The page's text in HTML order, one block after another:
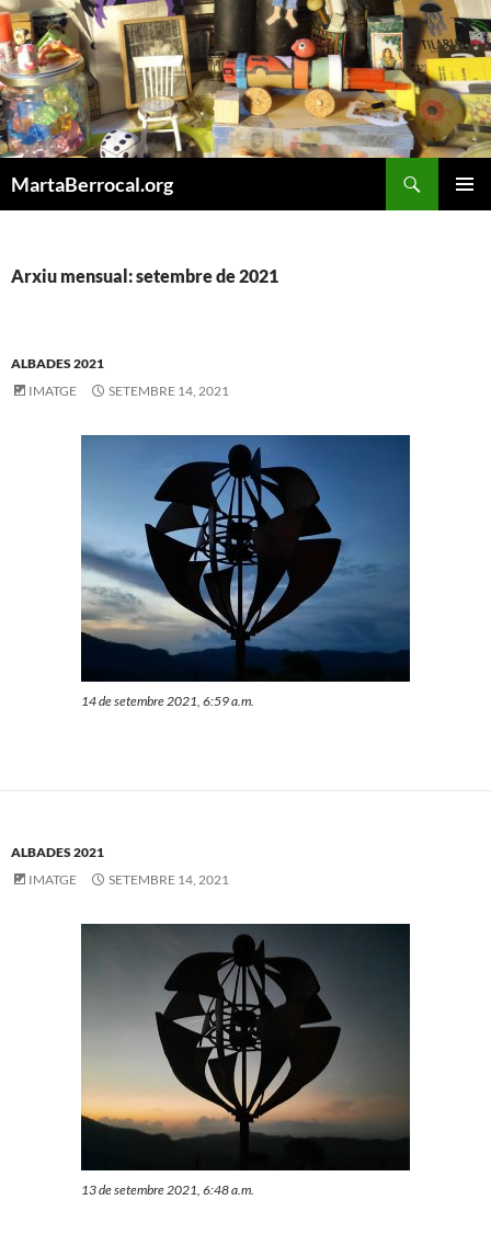
Vés
al
contingut
MartaBerrocal.org
Arxiu mensual: setembre de 2021
ALBADES 2021
IMATGE
SETEMBRE 14, 2021
14 de setembre 2021, 6:59 a.m.
ALBADES 2021
IMATGE
SETEMBRE 14, 2021
13 de setembre 2021, 6:48 a.m.